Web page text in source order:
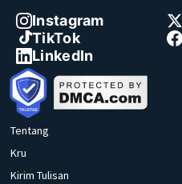
Instagram
TikTok
LinkedIn
Tentang
Kru
Kirim Tulisan